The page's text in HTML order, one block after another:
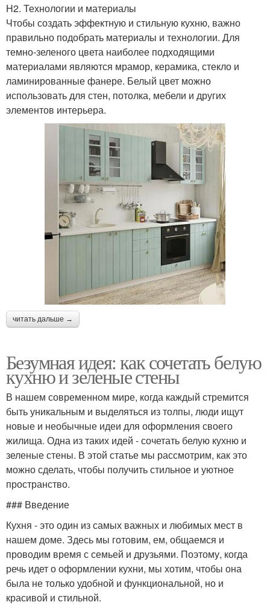
H2. Технологии и материалы
Чтобы создать эффектную и стильную кухню, важно
правильно подобрать материалы и технологии. Для
темно-зеленого цвета наиболее подходящими
материалами являются мрамор, керамика, стекло и
ламинированные фанере. Белый цвет можно
использовать для стен, потолка, мебели и других
элементов интерьера.
читать дальше →
Безумная идея: как сочетать белую
кухню и зеленые стены
В нашем современном мире, когда каждый стремится
быть уникальным и выделяться из толпы, люди ищут
новые и необычные идеи для оформления своего
жилища. Одна из таких идей - сочетать белую кухню и
зеленые стены. В этой статье мы рассмотрим, как это
можно сделать, чтобы получить стильное и уютное
пространство.
### Введение
Кухня - это один из самых важных и любимых мест в
нашем доме. Здесь мы готовим, ем, общаемся и
проводим время с семьей и друзьями. Поэтому, когда
речь идет о оформлении кухни, мы хотим, чтобы она
была не только удобной и функциональной, но и
красивой и стильной.